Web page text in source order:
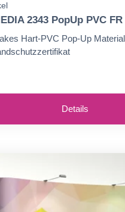
2343 PopUp PVC FR
Hart-PVC Pop-Up
Details